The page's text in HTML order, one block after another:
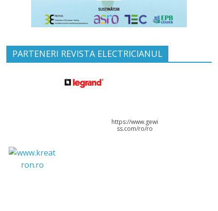
PARTENERI REVISTA ELECTRICIANUL
https://www.gewi
ss.com/ro/ro